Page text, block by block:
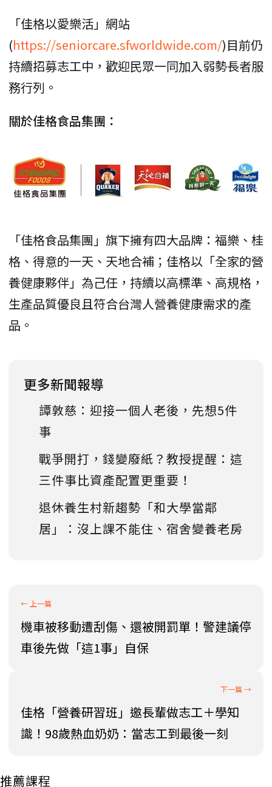
「佳格以愛樂活」網站
(https://seniorcare.sfworldwide.com/)目前仍
持續招募志工中，歡迎民眾一同加入弱勢長者服
務行列。
關於佳格食品集團：
「佳格食品集團」旗下擁有四大品牌：福樂、桂
格、得意的一天、天地合補；佳格以「全家的營
養健康夥伴」為己任，持續以高標準、高規格，
生產品質優良且符合台灣人營養健康需求的產
品。
更多新聞報導
譚敦慈：迎接一個人老後，先想5件
事
戰爭開打，錢變廢紙？教授提醒：這
三件事比資產配置更重要！
退休養生村新趨勢「和大學當鄰
居」：沒上課不能住、宿舍變養老房
機車被移動遭刮傷、還被開罰單！警建議停
車後先做「這1事」自保
佳格「營養研習班」邀長輩做志工＋學知
識！98歲熱血奶奶：當志工到最後一刻
推薦課程